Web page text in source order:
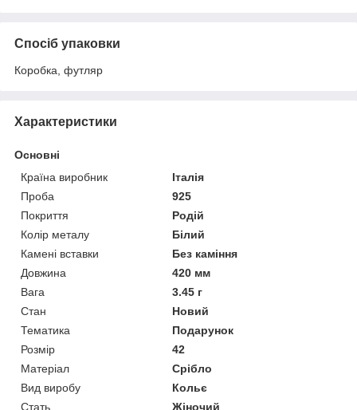
Спосіб упаковки
Коробка, футляр
Характеристики
Основні
Країна виробник
Італія
Проба
925
Покриття
Родій
Колір металу
Білий
Камені вставки
Без каміння
Довжина
420 мм
Вага
3.45 г
Стан
Новий
Тематика
Подарунок
Розмір
42
Матеріал
Срібло
Вид виробу
Кольє
Стать
Жіночий